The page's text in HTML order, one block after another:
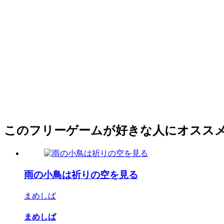
このフリーゲームが好きな人にオスス
雨の小鳥は祈りの空を見る
まめしば
まめしば